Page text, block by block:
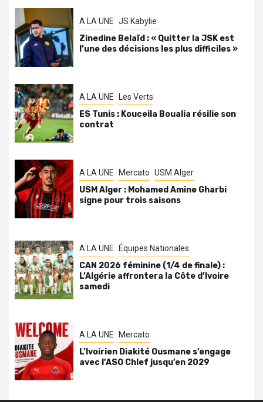
A LA UNE JS Kabylie
Zinedine Belaïd : « Quitter la JSK est
l’une des décisions les plus difficiles »
A LA UNE Les Verts
ES Tunis : Kouceila Boualia résilie son
contrat
A LA UNE Mercato USM Alger
USM Alger : Mohamed Amine Gharbi
signe pour trois saisons
A LA UNE Équipes Nationales
CAN 2026 féminine (1/4 de finale) :
L’Algérie affrontera la Côte d’Ivoire
samedi
A LA UNE Mercato
L’Ivoirien Diakité Ousmane s’engage
avec l’ASO Chlef jusqu’en 2029